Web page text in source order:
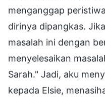
menganggap
dirinya dipangkas.
masalah ini dengan
menyelesaikan
Sarah." Jadi, aku
kepada Elsie,